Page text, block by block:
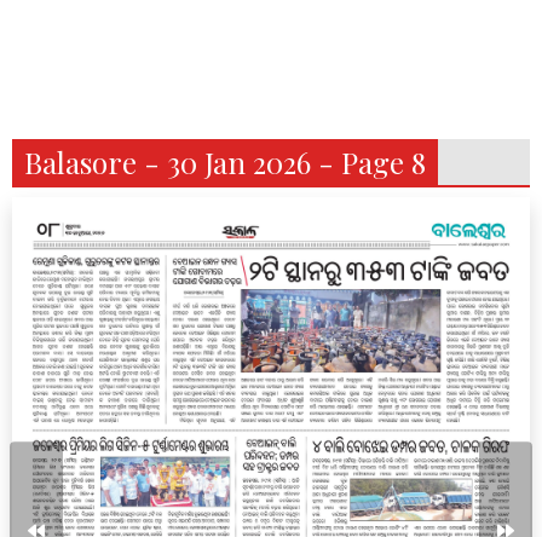
Balasore - 30 Jan 2026 - Page 8